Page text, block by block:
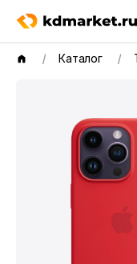
Каталог